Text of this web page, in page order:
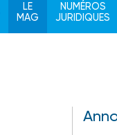
LE
MAG
NUMÉROS
JURIDIQUES